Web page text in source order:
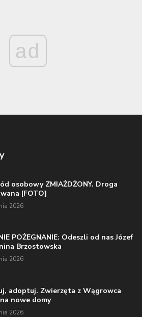
ad
osobowy ZMIAŻDŻONY. Droga
[FOTO]
2026
POŻEGNANIE: Odeszli od nas Józef
Brzostowska
2026
adoptuj. Zwierzęta z Wągrowca
nowe domy
2026